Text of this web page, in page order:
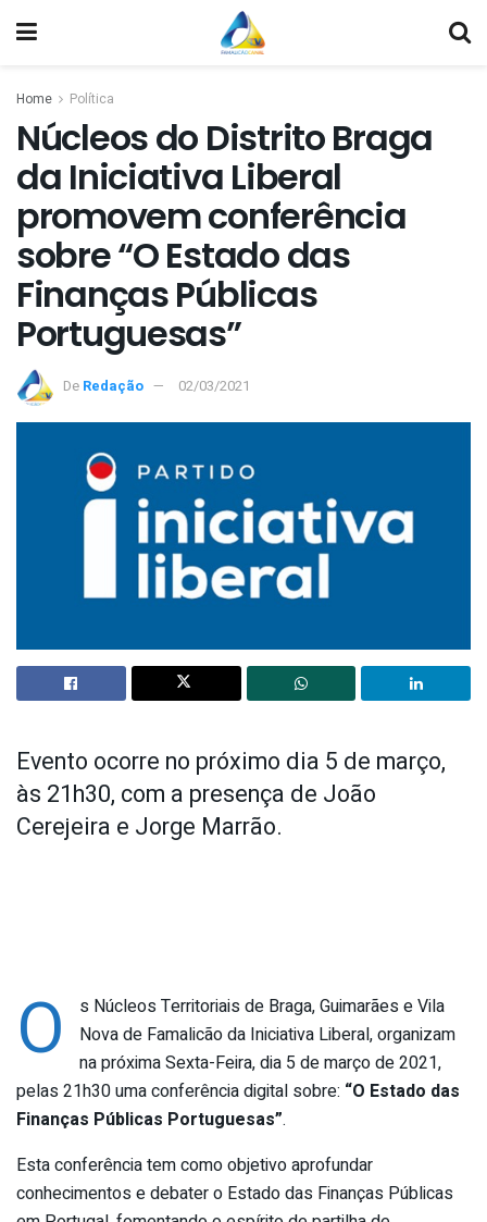
Home Política
Núcleos do Distrito Braga
da Iniciativa Liberal
promovem conferência
sobre “O Estado das
Finanças Públicas
Portuguesas”
De Redação 02/03/2021
Evento ocorre no próximo dia 5 de março,
às 21h30, com a presença de João
Cerejeira e Jorge Marrão.
O
s Núcleos Territoriais de Braga, Guimarães e Vila
Nova de Famalicão da Iniciativa Liberal, organizam
na próxima Sexta-Feira, dia 5 de março de 2021,
pelas 21h30 uma conferência digital sobre: “O Estado das
Finanças Públicas Portuguesas”.
Esta conferência tem como objetivo aprofundar
conhecimentos e debater o Estado das Finanças Públicas